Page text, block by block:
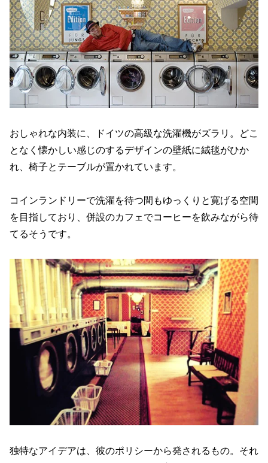
おしゃれな内装に、ドイツの高級な洗濯機がズラリ。どこ
となく懐かしい感じのするデザインの壁紙に絨毯がひか
れ、椅子とテーブルが置かれています。
コインランドリーで洗濯を待つ間もゆっくりと寛げる空間
を目指しており、併設のカフェでコーヒーを飲みながら待
てるそうです。
独特なアイデアは、彼のポリシーから発されるもの。それ